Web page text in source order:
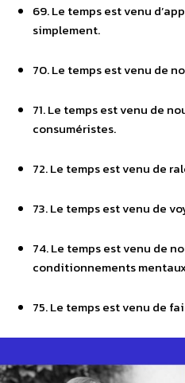
69. Le temps est venu
simplement.
70. Le temps est venu de
71. Le temps est venu de
consuméristes.
72. Le temps est venu de
73. Le temps est venu de
74. Le temps est venu de
conditionnements
75. Le temps est venu de